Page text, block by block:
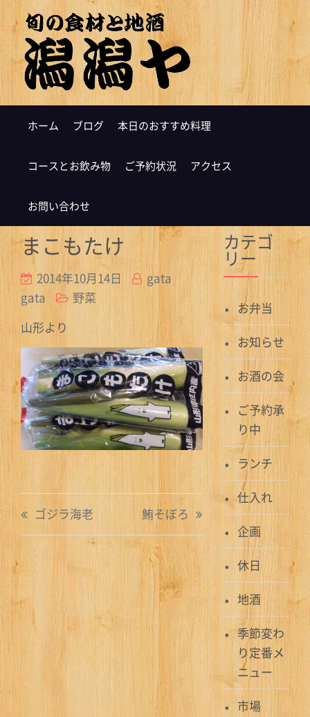
ホーム ブログ 本日のおすすめ料理
コースとお飲み物 ご予約状況 アクセス
お問い合わせ
まこもたけ
2014年10月14日
gata
gata
野菜
山形より
投
稿
ゲ
ゴジラ海老 鮪そぼろ
カテゴ
リー
お弁当
お知らせ
お酒の会
ご予約承
り中
ランチ
仕入れ
企画
休日
地酒
季節変わ
り定番メ
ニュー
市場